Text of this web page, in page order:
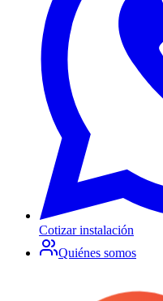
Cotizar instalación
Quiénes somos